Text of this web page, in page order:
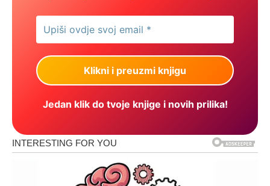
Jedan klik do tvoje knjige i novih prilika!